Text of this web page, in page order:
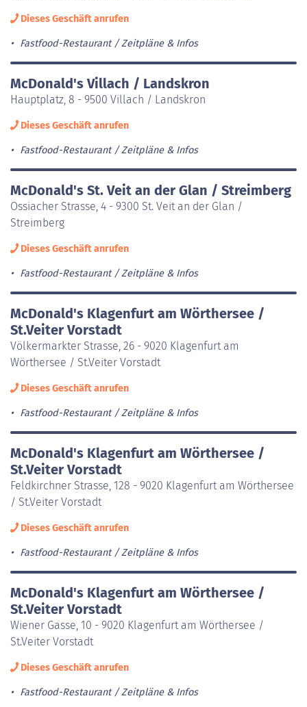
Dieses Geschäft anrufen
Fastfood-Restaurant Zeitpläne & Infos
McDonald's Villach / Landskron
Hauptplatz, 8 - 9500 Villach / Landskron
Dieses Geschäft anrufen
Fastfood-Restaurant Zeitpläne & Infos
McDonald's St. Veit an der Glan / Streimberg
Ossiacher Strasse, 4 - 9300 St. Veit an der Glan /
Streimberg
Dieses Geschäft anrufen
Fastfood-Restaurant Zeitpläne & Infos
McDonald's Klagenfurt am Wörthersee /
St.Veiter Vorstadt
Völkermarkter Strasse, 26 - 9020 Klagenfurt am
Wörthersee / St.Veiter Vorstadt
Dieses Geschäft anrufen
Fastfood-Restaurant Zeitpläne & Infos
McDonald's Klagenfurt am Wörthersee /
St.Veiter Vorstadt
Feldkirchner Strasse, 128 - 9020 Klagenfurt am Wörthersee
/ St.Veiter Vorstadt
Dieses Geschäft anrufen
Fastfood-Restaurant Zeitpläne & Infos
McDonald's Klagenfurt am Wörthersee /
St.Veiter Vorstadt
Wiener Gasse, 10 - 9020 Klagenfurt am Wörthersee /
St.Veiter Vorstadt
Dieses Geschäft anrufen
Fastfood-Restaurant Zeitpläne & Infos